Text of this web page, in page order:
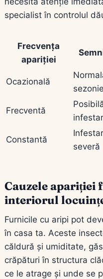
specialist în controlul
Frecvența
apariției
Ocazională
Frecventă
Constantă
severă
Cauzele
interiorul
Furnicile cu aripi pot
în casa ta. Aceste
căldură și umiditate,
crăpături în structura
ce le atrage și unde se